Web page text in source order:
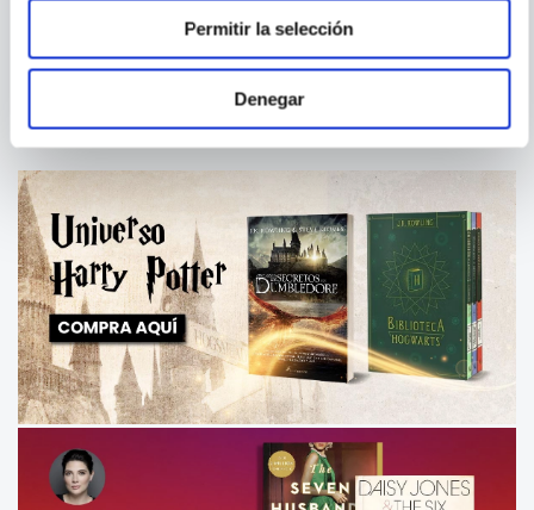
Permitir la selección
Denegar
POR QUE SOY TAN SEXY? LAROUSSE DEL SEXO